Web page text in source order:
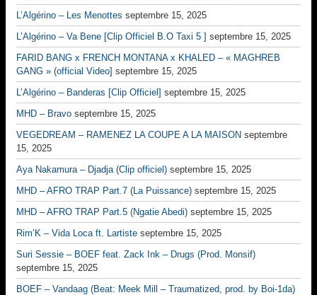
L’Algérino – Les Menottes septembre 15, 2025
L’Algérino – Va Bene [Clip Officiel B.O Taxi 5 ] septembre 15, 2025
FARID BANG x FRENCH MONTANA x KHALED – « MAGHREB
GANG » (official Video] septembre 15, 2025
L’Algérino – Banderas [Clip Officiel] septembre 15, 2025
MHD – Bravo septembre 15, 2025
VEGEDREAM – RAMENEZ LA COUPE A LA MAISON septembre
15, 2025
Aya Nakamura – Djadja (Clip officiel) septembre 15, 2025
MHD – AFRO TRAP Part.7 (La Puissance) septembre 15, 2025
MHD – AFRO TRAP Part.5 (Ngatie Abedi) septembre 15, 2025
Rim’K – Vida Loca ft. Lartiste septembre 15, 2025
Suri Sessie – BOEF feat. Zack Ink – Drugs (Prod. Monsif)
septembre 15, 2025
BOEF – Vandaag (Beat: Meek Mill – Traumatized, prod. by Boi-1da)